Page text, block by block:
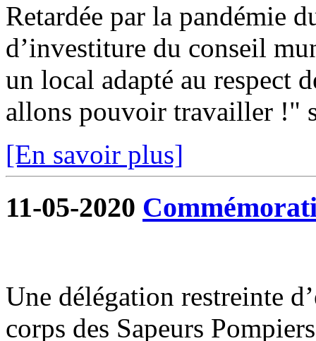
Retardée par la pandémie
d’investiture du conseil
un local adapté au respect
allons pouvoir travailler !"
[En savoir plus]
11-05-2020
Une délégation restreinte
corps des Sapeurs